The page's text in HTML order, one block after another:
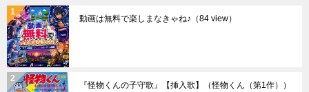
動画は無料で楽しまなきゃね♪ （84 view）
『怪物くんの子守歌』【挿入歌】（怪物くん（第1作））